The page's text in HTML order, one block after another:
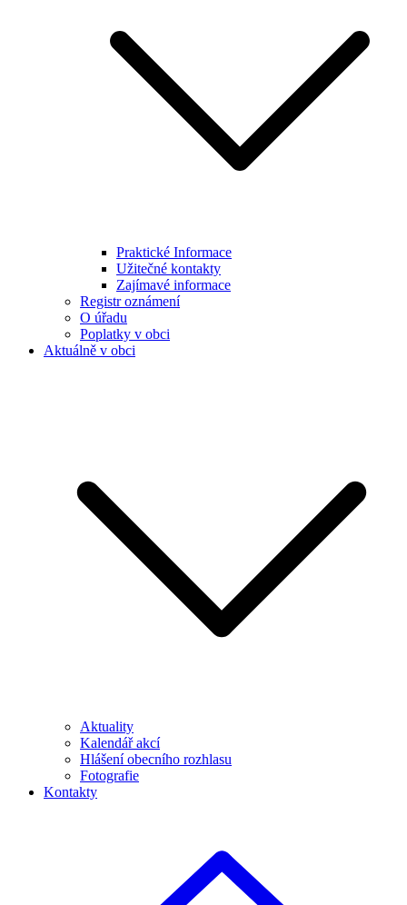
Praktické Informace
Užitečné kontakty
Zajímavé informace
Registr oznámení
O úřadu
Poplatky v obci
Aktuálně v obci
Aktuality
Kalendář akcí
Hlášení obecního rozhlasu
Fotografie
Kontakty